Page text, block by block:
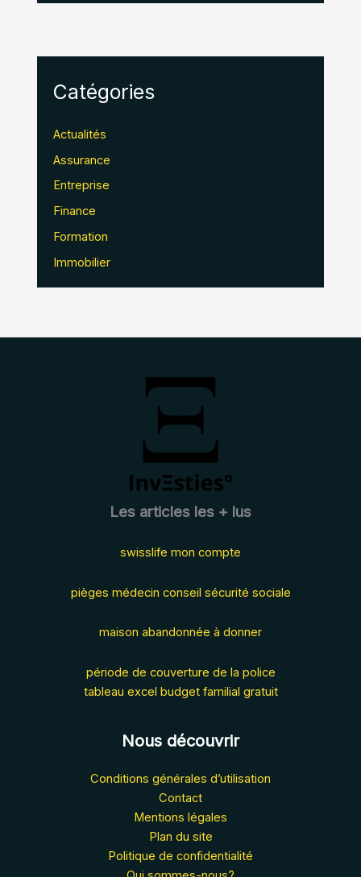
Catégories
Actualités
Assurance
Entreprise
Finance
Formation
Immobilier
Les articles les + lus
swisslife mon compte
pièges médecin conseil sécurité sociale
maison abandonnée à donner
période de couverture de la police
tableau excel budget familial gratuit
Nous découvrir
Conditions générales d’utilisation
Contact
Mentions légales
Plan du site
Politique de confidentialité